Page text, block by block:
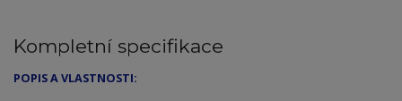
Kompletní specifikace
POPIS A VLASTNOSTI: